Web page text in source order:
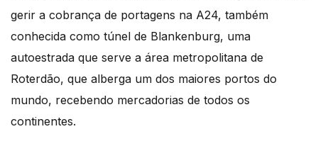
gerir a cobrança de portagens na A24, também
conhecida como túnel de Blankenburg, uma
autoestrada que serve a área metropolitana de
Roterdão, que alberga um dos maiores portos do
mundo, recebendo mercadorias de todos os
continentes.